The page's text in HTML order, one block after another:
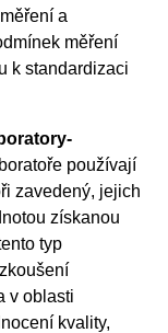
a
měření
k standardizaci
používají
zavedený, jejich
získanou
typ
v oblasti
kvality,